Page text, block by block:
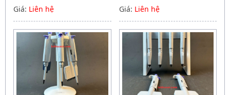
Giá: Liên hệ
Hãng Phoenix instrument
Germany
Giá: Liên hệ